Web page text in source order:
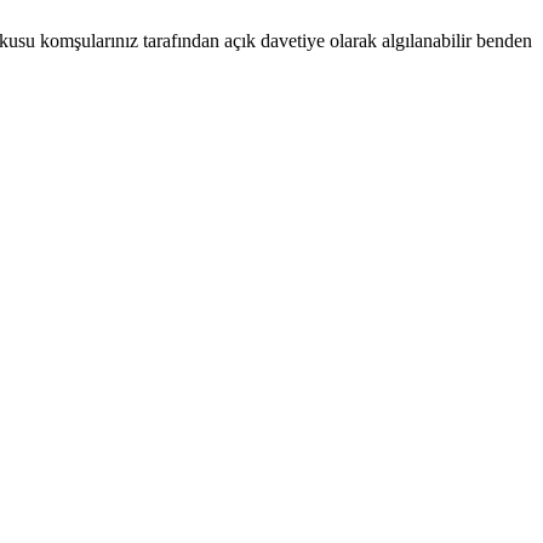
komşularınız tarafından açık davetiye olarak algılanabilir benden